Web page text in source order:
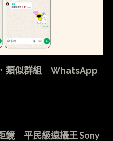
類似群組 WhatsApp
鏡 平民級遠攝王 Sony